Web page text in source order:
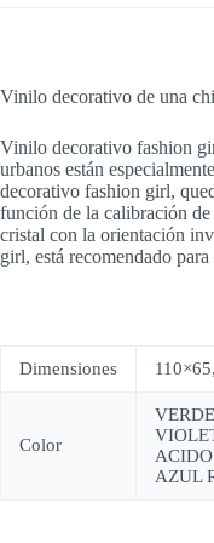
Vinilo decorativo de una
Vinilo decorativo fashion
urbanos están
decorativo fashion girl,
función de la calibración
cristal con la orientación
girl, está recomendado
Dimensiones
Color
AZUL